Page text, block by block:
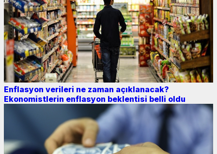
Enflasyon verileri ne zaman açıklanacak?
Ekonomistlerin enflasyon beklentisi belli oldu